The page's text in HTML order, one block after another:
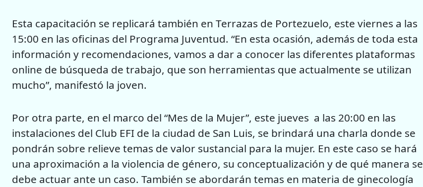
Esta capacitación se replicará también en Terrazas de Portezuelo, este viernes a las
15:00 en las oficinas del Programa Juventud. “En esta ocasión, además de toda esta
información y recomendaciones, vamos a dar a conocer las diferentes plataformas
online de búsqueda de trabajo, que son herramientas que actualmente se utilizan
mucho”, manifestó la joven.
Por otra parte, en el marco del “Mes de la Mujer”, este jueves a las 20:00 en las
instalaciones del Club EFI de la ciudad de San Luis, se brindará una charla donde se
pondrán sobre relieve temas de valor sustancial para la mujer. En este caso se hará
una aproximación a la violencia de género, su conceptualización y de qué manera se
debe actuar ante un caso. También se abordarán temas en materia de ginecología